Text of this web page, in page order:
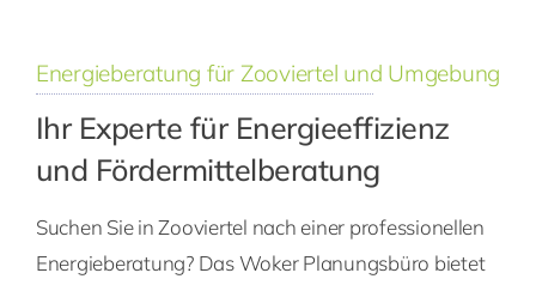
Energieberatung für Zooviertel und Umgebung
Ihr Experte für Energieeffizienz
und Fördermittelberatung
Suchen Sie in Zooviertel nach einer professionellen
Energieberatung? Das Woker Planungsbüro bietet